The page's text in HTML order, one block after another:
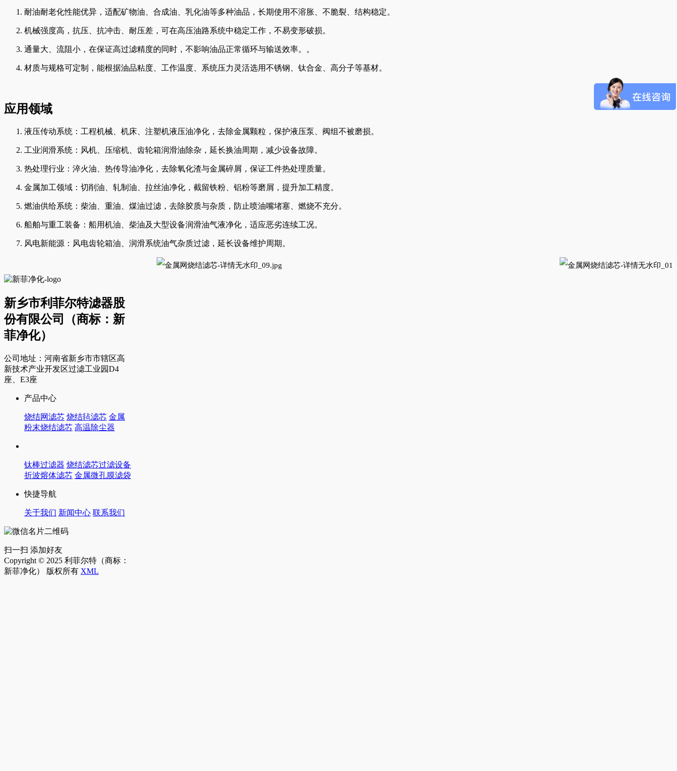
耐油耐老化性能优异，适配矿物油、合成油、乳化油等多种油品，长期使用不溶胀、不脆裂、结构稳定。
机械强度高，抗压、抗冲击、耐压差，可在高压油路系统中稳定工作，不易变形破损。
通量大、流阻小，在保证高过滤精度的同时，不影响油品正常循环与输送效率。 。
材质与规格可定制，能根据油品粘度、工作温度、系统压力灵活选用不锈钢、钛合金、高分子等基材。
应用领域
液压传动系统：工程机械、机床、注塑机液压油净化，去除金属颗粒，保护液压泵、阀组不被磨损。
工业润滑系统：风机、压缩机、齿轮箱润滑油除杂，延长换油周期，减少设备故障。
热处理行业：淬火油、热传导油净化，去除氧化渣与金属碎屑，保证工件热处理质量。
金属加工领域：切削油、轧制油、拉丝油净化，截留铁粉、铝粉等磨屑，提升加工精度。
燃油供给系统：柴油、重油、煤油过滤，去除胶质与杂质，防止喷油嘴堵塞、燃烧不充分。
船舶与重工装备：船用机油、柴油及大型设备润滑油气液净化，适应恶劣连续工况。
风电新能源：风电齿轮箱油、润滑系统油气杂质过滤，延长设备维护周期。
新乡市利菲尔特滤器股
份有限公司（商标：新
菲净化）
公司地址：河南省新乡市市辖区高
新技术产业开发区过滤工业园D4
座、E3座
产品中心
烧结网滤芯 烧结毡滤芯 金属
粉末烧结滤芯 高温除尘器
钛棒过滤器 烧结滤芯过滤设备
折波熔体滤芯 金属微孔膜滤袋
快捷导航
关于我们 新闻中心 联系我们
扫一扫 添加好友
Copyright © 2025 利菲尔特（商标：
新菲净化） 版权所有 XML